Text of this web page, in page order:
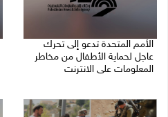
الأمم المتحدة تدعو إلى تحرك
عاجل لحماية الأطفال من مخاطر
المعلومات على الانترنت